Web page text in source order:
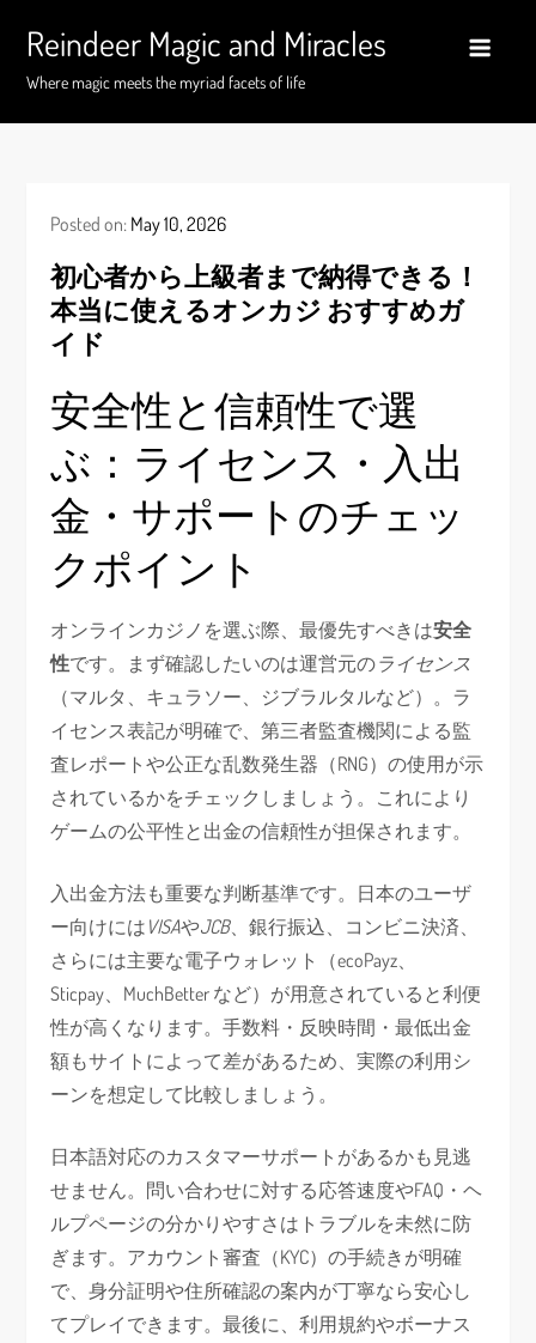
content
Reindeer Magic and Miracles
Where magic meets the myriad facets of life
Posted on: May 10, 2026
初心者から上級者まで納得できる！
本当に使えるオンカジ おすすめガ
イド
安全性と信頼性で選
ぶ：ライセンス・入出
金・サポートのチェッ
クポイント
オンラインカジノを選ぶ際、最優先すべきは安全
性です。まず確認したいのは運営元のライセンス
（マルタ、キュラソー、ジブラルタルなど）。ラ
イセンス表記が明確で、第三者監査機関による監
査レポートや公正な乱数発生器（RNG）の使用が示
されているかをチェックしましょう。これにより
ゲームの公平性と出金の信頼性が担保されます。
入出金方法も重要な判断基準です。日本のユーザ
ー向けには VISAやJCB、銀行振込、コンビニ決済、
さらには主要な電子ウォレット（ecoPayz、
Sticpay、MuchBetter など）が用意されていると利便
性が高くなります。手数料・反映時間・最低出金
額もサイトによって差があるため、実際の利用シ
ーンを想定して比較しましょう。
日本語対応のカスタマーサポートがあるかも見逃
せません。問い合わせに対する応答速度やFAQ・ヘ
ルプページの分かりやすさはトラブルを未然に防
ぎます。アカウント審査（KYC）の手続きが明確
で、身分証明や住所確認の案内が丁寧なら安心し
てプレイできます。最後に、利用規約やボーナス